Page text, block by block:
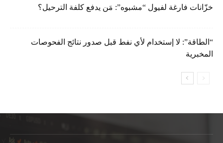
خزّانات فارغة لفيول “مشبوه”: مَن يدفع كلفة الترحيل؟
“الطاقة”: لا إستخدام لأي نفط قبل صدور نتائج الفحوصات
المخبرية